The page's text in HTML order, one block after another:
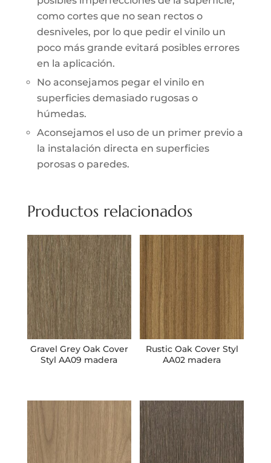
como cortes que no sean rectos o
desniveles, por lo que pedir el vinilo un
poco más grande evitará posibles errores
en la aplicación.
No aconsejamos pegar el vinilo en
superficies demasiado rugosas o
húmedas.
Aconsejamos el uso de un primer previo a
la instalación directa en superficies
porosas o paredes.
Productos relacionados
Gravel Grey Oak Cover
Styl AA09 madera
Rustic Oak Cover Styl
AA02 madera